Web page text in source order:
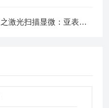
【04缺陷检测与失效分析】之激光扫描显微：亚表面缺陷无损定位技术